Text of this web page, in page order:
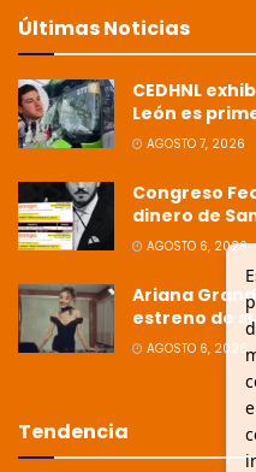
Últimas Noticias
CEDHNL
León es
AGOSTO 7, 2026
Congreso
dinero de
AGOSTO 6, 2026
Ariana
estreno de
AGOSTO 6, 2026
Tendencia